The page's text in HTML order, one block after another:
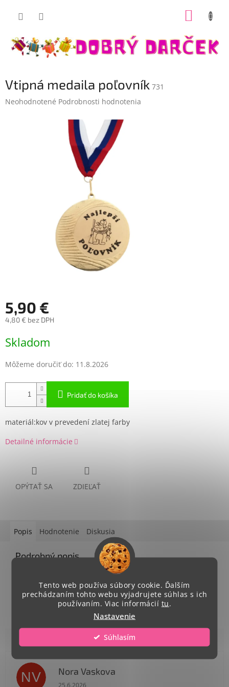
Tento web používa súbory cookie. Ďalším
prechádzaním tohto webu vyjadrujete súhlas s ich
používaním. Viac informácií tu.
Nastavenie
Súhlasím
Vtipná medaila poľovník 731
Priemerné
Neohodnotené Podrobnosti hodnotenia
5,90 €
4,80 € bez DPH
cena:
Skladom
Môžeme doručiť do: 11.8.2026
Pridať do košíka
materiál:kov v prevedení zlatej farby
Detailné informácie
OPÝTAŤ SA ZDIEĽAŤ
Popis Hodnotenie Diskusia
Podrobný popis
priemer 7 cm, stuha trikolóra 2,2 cm
NV Nora Vaskova
Hodnotenie obchodu je 1 z 5 hviezdičiek.
25.6.2026
Dobrý darček